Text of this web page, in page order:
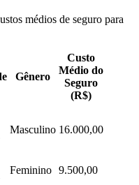
médios de seguro para
Gênero
Custo
Médio do
Seguro
(R$)
Masculino 16.000,00
Feminino 9.500,00